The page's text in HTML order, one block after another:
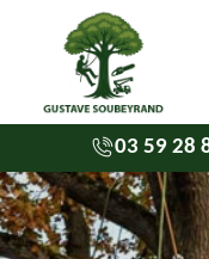
03 59 28